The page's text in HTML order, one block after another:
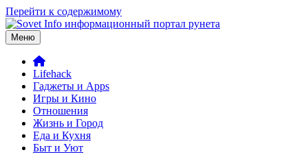
Перейти к содержимому
Sovetinfo.com – твой друг в большом городе. Игры, лайфхаки,
Крупнейшая база советов для жителей мегаполиса. От
Меню
Lifehack
Гаджеты и Apps
Игры и Кино
Отношения
Жизнь и Город
Еда и Кухня
Быт и Уют